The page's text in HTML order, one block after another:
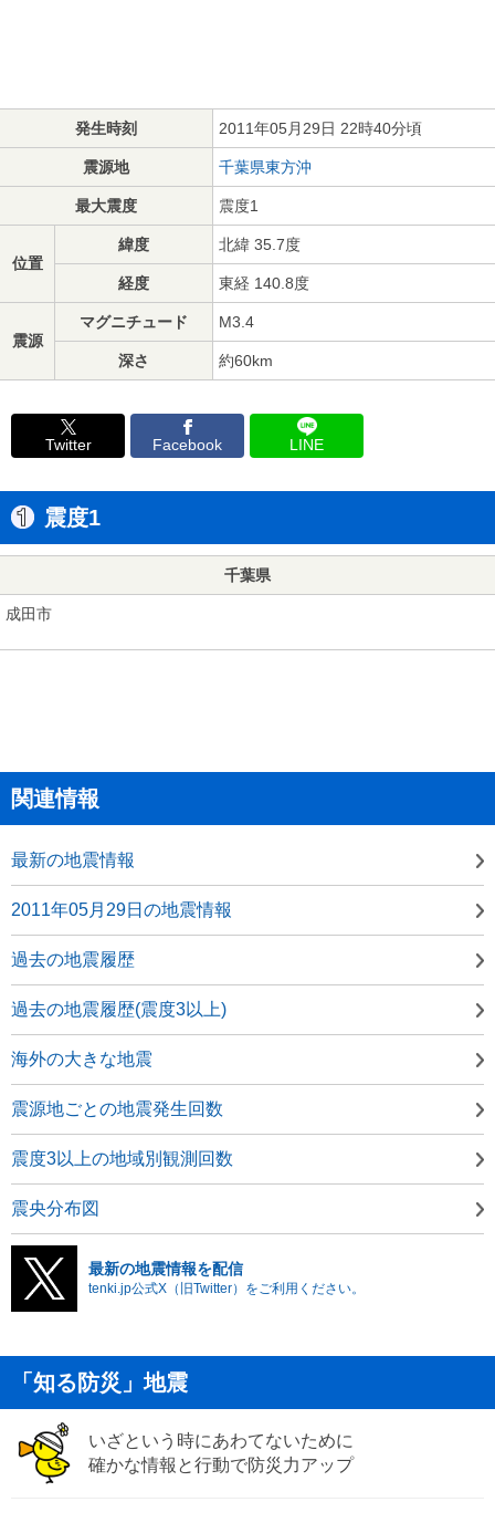
発生時刻 2011年05月29日 22時40分頃
震源地 千葉県東方沖
最大震度 震度1
位置
緯度 北緯 35.7度
経度 東経 140.8度
震源
マグニチュード M3.4
深さ 約60km
Twitter Facebook LINE
震度1
千葉県
成田市
関連情報
最新の地震情報
2011年05月29日の地震情報
過去の地震履歴
過去の地震履歴(震度3以上)
海外の大きな地震
震源地ごとの地震発生回数
震度3以上の地域別観測回数
震央分布図
最新の地震情報を配信
tenki.jp公式X（旧Twitter）をご利用ください。
「知る防災」地震
いざという時にあわてないために
確かな情報と行動で防災力アップ